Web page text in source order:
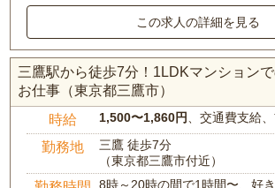
この求人の詳細を見る
三鷹駅から徒歩7分！1LDKマンション
お仕事（東京都三鷹市）
時給 1,500〜1,860円、交通費支給
勤務地
三鷹 徒歩7分
（東京都三鷹市付近）
8時～20時の間で1時間〜、好